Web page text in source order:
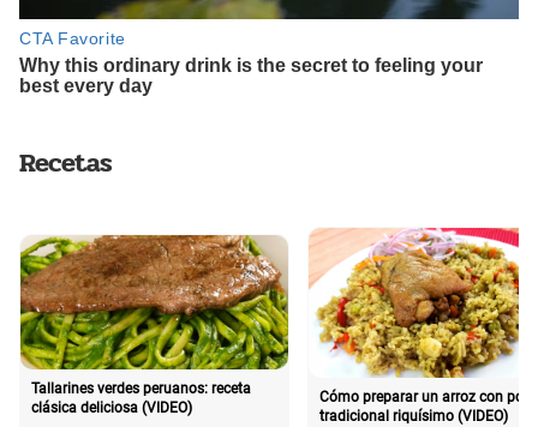
Recetas
Tallarines verdes peruanos: receta
clásica deliciosa (VIDEO)
Cómo preparar un arroz con pollo
tradicional riquísimo (VIDEO)